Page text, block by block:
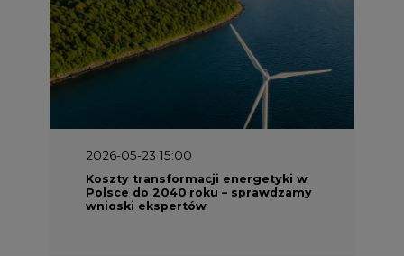
Koszty transformacji energetyki w
Polsce do 2040 roku – sprawdzamy
wnioski ekspertów